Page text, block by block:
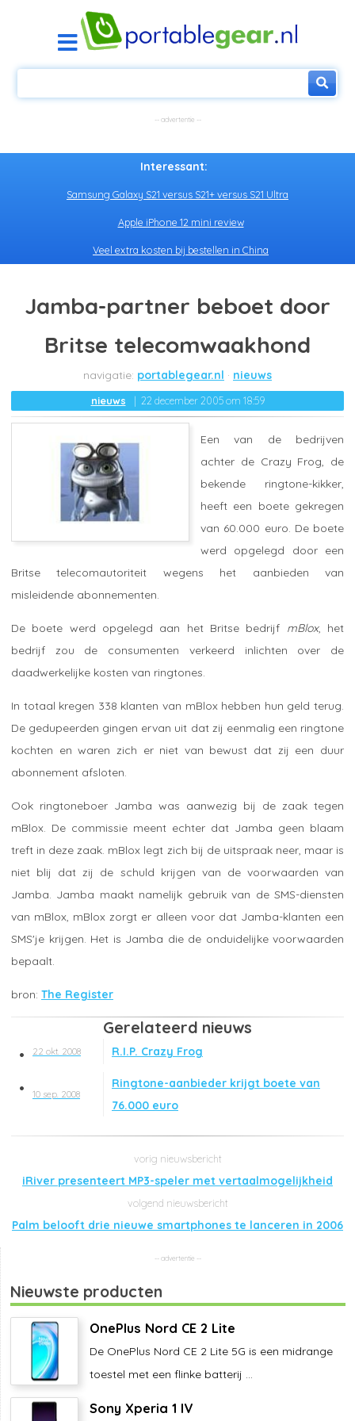
Interessant:
Samsung Galaxy S21 versus S21+ versus S21 Ultra
Apple iPhone 12 mini review
Veel extra kosten bij bestellen in China
Jamba-partner beboet door
Britse telecomwaakhond
portablegear.nl nieuws
nieuws 22 december 2005 om 18:59
Een van de bedrijven
achter de Crazy Frog, de
bekende ringtone-kikker,
heeft een boete gekregen
van 60.000 euro. De boete
werd opgelegd door een
Britse telecomautoriteit wegens het aanbieden van
misleidende abonnementen.
De boete werd opgelegd aan het Britse bedrijf mBlox, het
bedrijf zou de consumenten verkeerd inlichten over de
daadwerkelijke kosten van ringtones.
In totaal kregen 338 klanten van mBlox hebben hun geld terug.
De gedupeerden gingen ervan uit dat zij eenmalig een ringtone
kochten en waren zich er niet van bewust dat zij een duur
abonnement afsloten.
Ook ringtoneboer Jamba was aanwezig bij de zaak tegen
mBlox. De commissie meent echter dat Jamba geen blaam
treft in deze zaak. mBlox legt zich bij de uitspraak neer, maar is
niet blij dat zij de schuld krijgen van de voorwaarden van
Jamba. Jamba maakt namelijk gebruik van de SMS-diensten
van mBlox, mBlox zorgt er alleen voor dat Jamba-klanten een
SMS'je krijgen. Het is Jamba die de onduidelijke voorwaarden
bepaalt.
The Register
Gerelateerd nieuws
22 okt. 2008 R.I.P. Crazy Frog
10 sep. 2008
Ringtone-aanbieder krijgt boete van
76.000 euro
iRiver presenteert MP3-speler met vertaalmogelijkheid
Palm belooft drie nieuwe smartphones te lanceren in 2006
Nieuwste producten
OnePlus Nord CE 2 Lite
De OnePlus Nord CE 2 Lite 5G is een midrange
toestel met een flinke batterij ...
Sony Xperia 1 IV